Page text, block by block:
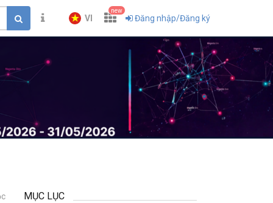
VI
new
Đăng nhập/Đăng ký
MỤC LỤC